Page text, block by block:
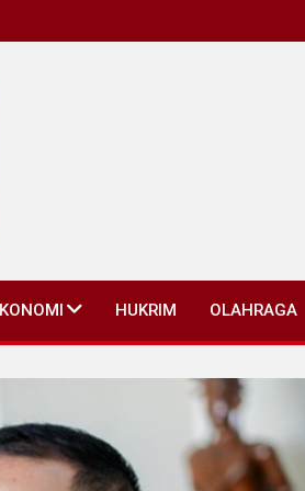
HUKRIM OLAHRAGA